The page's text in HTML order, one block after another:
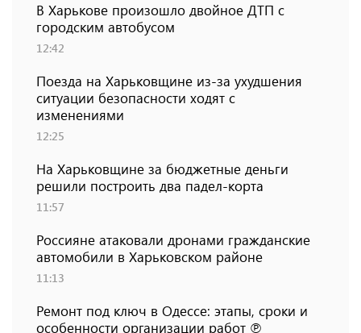
В Харькове произошло двойное ДТП с
городским автобусом
12:42
Поезда на Харьковщине из-за ухудшения
ситуации безопасности ходят с
изменениями
12:25
На Харьковщине за бюджетные деньги
решили построить два падел-корта
11:57
Россияне атаковали дронами гражданские
автомобили в Харьковском районе
11:13
Ремонт под ключ в Одессе: этапы, сроки и
особенности организации работ ℗